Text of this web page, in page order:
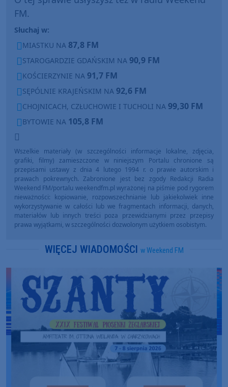
FM.
Słuchaj w:
MIASTKU NA 87,8 FM
STAROGARDZIE GDAŃSKIM NA 90,9 FM
KOŚCIERZYNIE NA 91,7 FM
SĘPÓLNIE KRAJEŃSKIM NA 92,6 FM
CHOJNICACH, CZŁUCHOWIE I TUCHOLI NA 99,30 FM
BYTOWIE NA 105,8 FM
Wszelkie materiały (w szczególności informacje lokalne, zdjęcia,
grafiki, filmy) zamieszczone w niniejszym Portalu chronione są
przepisami ustawy z dnia 4 lutego 1994 r. o prawie autorskim i
prawach pokrewnych. Zabronione jest bez zgody Redakcji Radia
Weekend FM/portalu weekendfm.pl wyrażonej na piśmie pod rygorem
nieważności: kopiowanie, rozpowszechnianie lub jakiekolwiek inne
wykorzystywanie w całości lub we fragmentach informacji, danych,
materiałów lub innych treści poza przewidzianymi przez przepisy
prawa wyjątkami, w szczególności dozwolonym użytkiem osobistym.
WIĘCEJ WIADOMOŚCI w Weekend FM